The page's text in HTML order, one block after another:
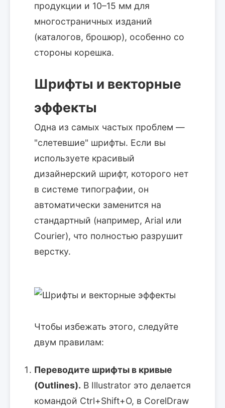
продукции и 10–15 мм для
многостраничных изданий
(каталогов, брошюр), особенно со
стороны корешка.
Шрифты и векторные
эффекты
Одна из самых частых проблем —
"слетевшие" шрифты. Если вы
используете красивый
дизайнерский шрифт, которого нет
в системе типографии, он
автоматически заменится на
стандартный (например, Arial или
Courier), что полностью разрушит
верстку.
Чтобы избежать этого, следуйте
двум правилам:
Переводите шрифты в кривые
(Outlines). В Illustrator это делается
командой Ctrl+Shift+O, в CorelDraw